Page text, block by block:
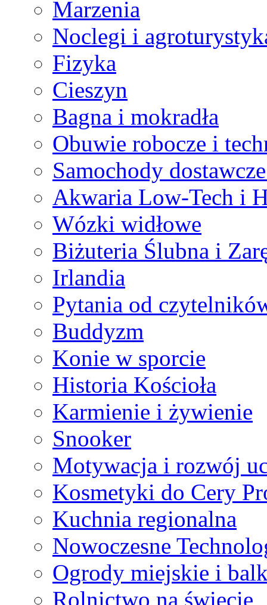
Marzenia
Noclegi i
Fizyka
Cieszyn
Bagna i mokradła
Obuwie robocze i
Samochody
Akwaria Low-Tech i
Wózki widłowe
Biżuteria Ślubna i
Irlandia
Pytania od
Buddyzm
Konie w sporcie
Historia Kościoła
Karmienie i żywienie
Snooker
Motywacja i rozwój
Kosmetyki do Cery
Kuchnia regionalna
Nowoczesne
Ogrody miejskie i
Rolnictwo na świecie